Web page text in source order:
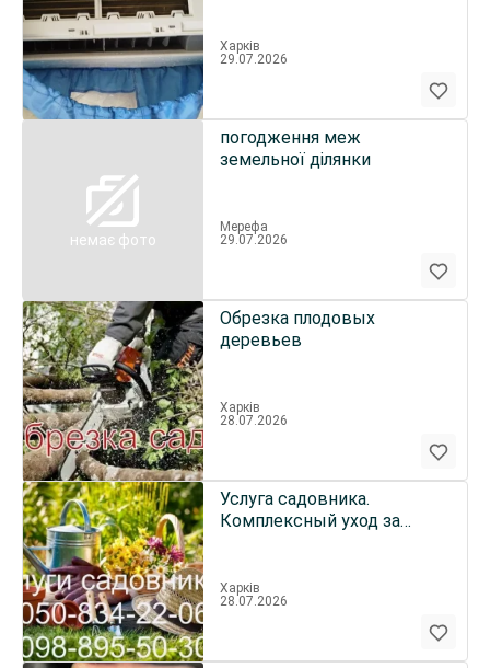
Харків
29.07.2026
немає фото
погодження меж
земельної ділянки
Мерефа
29.07.2026
Обрезка плодовых
деревьев
Харків
28.07.2026
Услуга садовника.
Комплексный уход за
Харків
28.07.2026